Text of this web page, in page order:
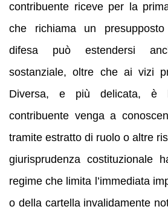
contribuente riceve per la
che richiama un
difesa può estendersi
sostanziale, oltre che ai vizi
Diversa, e più delicata, è
contribuente venga a
tramite estratto di ruolo o altre
giurisprudenza costituzionale
regime che limita l’immediata
o della cartella invalidamente